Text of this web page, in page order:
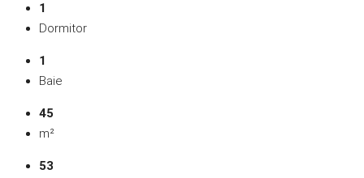
1
Dormitor
1
Baie
45
m²
53